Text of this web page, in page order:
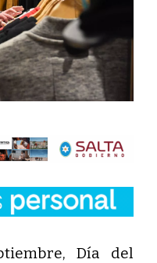
Día del